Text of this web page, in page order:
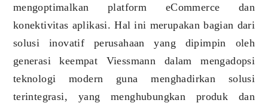
mengoptimalkan platform eCommerce dan
konektivitas aplikasi. Hal ini merupakan bagian dari
solusi inovatif perusahaan yang dipimpin oleh
generasi keempat Viessmann dalam mengadopsi
teknologi modern guna menghadirkan solusi
terintegrasi, yang menghubungkan produk dan